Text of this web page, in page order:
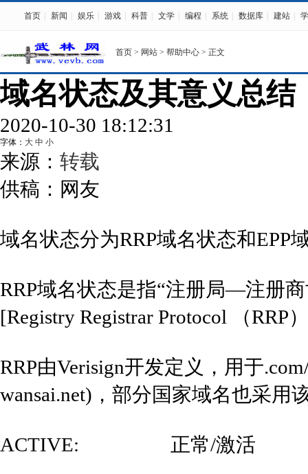
首页 新闻 娱乐 游戏 科普 文学 编程 系统 数据库 建站
首页 > 网站 > 帮助中心 > 正文
域名状态及其意义总结
2020-10-30 18:12:31
字体： 大 中 小
来源： 转载
供稿：网友
域名状态分为RRP域名状态和EPP
RRP域名状态是指“注册局―注册
[Registry Registrar Protocol （RRP
RRP由Verisign开发定义，用于
wansai.net)，部分国家域名也采用
ACTIVE: 正常/激活